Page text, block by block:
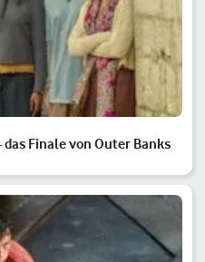
Finale von Outer Banks